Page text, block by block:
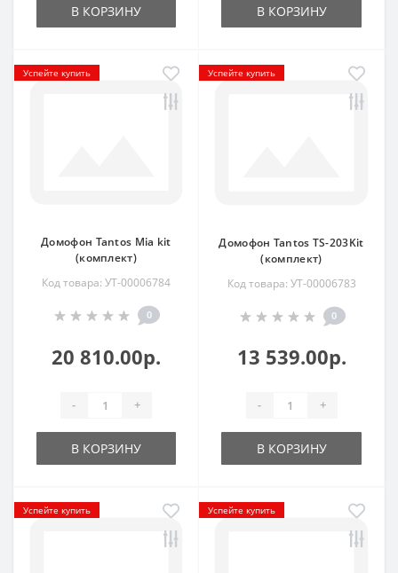
В КОРЗИНУ В КОРЗИНУ
Успейте купить
Домофон Tantos Mia kit
(комплект)
Код товара: УТ-00006784
0
20 810.00р.
- +
В КОРЗИНУ
Успейте купить
Домофон Tantos TS-203Kit
(комплект)
Код товара: УТ-00006783
0
13 539.00р.
- +
В КОРЗИНУ
Успейте купить Успейте купить